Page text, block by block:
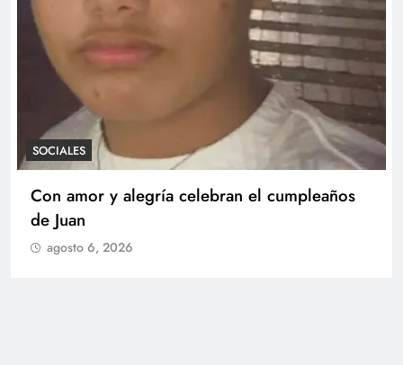
SOCIALES
Con amor y alegría celebran el cumpleaños
de Juan
agosto 6, 2026